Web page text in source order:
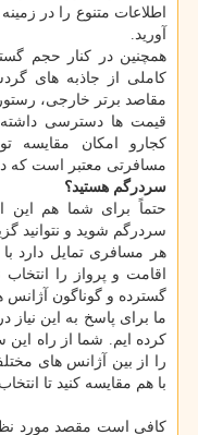
اطلاعات متنوع را در
آورید.
همچنین در كنار حجم
كاملی از جاذبه های
مقاصد برتر خارجی،
قیمت ها دسترسی
كجارو امكان مقایسه
مسافرتی معتبر است كه
سردرگم هستید؟
حتماً برای شما هم این
سردرگم شوید و نتوانید
هر مسافری تمایل دارد
اقامت و پرواز را
گسترده و گوناگون آژانس
ما برای پاسخ به این
كرده ایم. شما از راه
را از بین آژانس های
با هم مقایسه كنید تا
كافی است مقصد مورد